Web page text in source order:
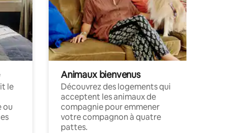
le
ou
Animaux bienvenus
Découvrez des logements qui
acceptent les animaux de
compagnie pour emmener
votre compagnon à quatre
pattes.